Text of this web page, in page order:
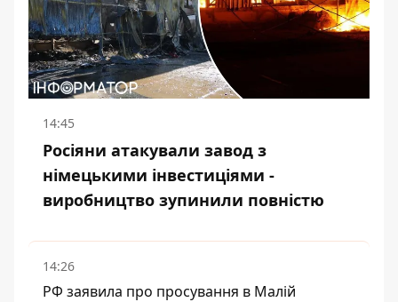
14:45
Росіяни атакували завод з
німецькими інвестиціями -
виробництво зупинили повністю
14:26
РФ заявила про просування в Малій